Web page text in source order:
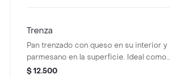
Trenza
Pan trenzado con queso en su interior y
parmesano en la superficie. Ideal como
acompañamiento.
$ 12.500